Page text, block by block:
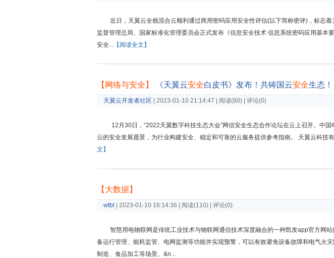
近日，天翼云全栈混合云顺利通过商用密码应用安全性评估(以下简称密评)，标志
监督管理总局、国家标准化管理委员会正式发布《信息安全技术 信息系统密码应用基
安全... 【阅读全文】
【网络与安全】 《天翼云安全白皮书》发布！共铸国云安全生态！
天翼云开发者社区 | 2023-01-10 21:14:47 | 阅读(80) | 评论(0)
12月30日，“2022天翼数字科技生态大会”网信安全生态合作论坛在云上召开。中
云的安全发展愿景，为行业构建安全、稳定和可靠的云服务提供参考指南。 天翼云科技
文】
【大数据】
wtbl | 2023-01-10 16:14:36 | 阅读(110) | 评论(0)
智慧用电物联网是传统工业技术与物联网通信技术深度融合的一种凯发app官方网
备运行管理、能耗监管、电网监测等功能并实现预警，可以有效避免设备故障和电气火
制造、食品加工等场景。&n...